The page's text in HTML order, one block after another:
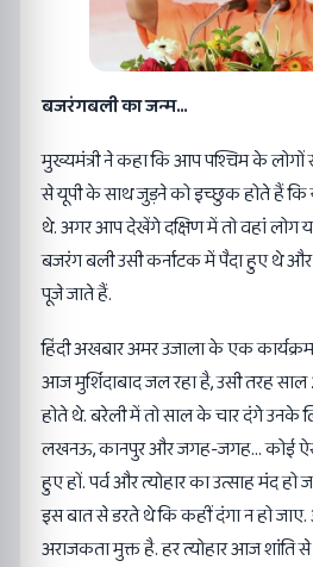
बजरंगबली का जन्म…
मुख्यमंत्री ने कहा कि आप पश्चिम के
से यूपी के साथ जुड़ने को इच्छुक होते हैं कि
थे. अगर आप देखेंगे दक्षिण में तो वहां लोग
बजरंग बली उसी कर्नाटक में पैदा हुए थे
पूजे जाते हैं.
हिंदी अखबार अमर उजाला के एक
आज मुर्शिदाबाद जल रहा है, उसी तरह
होते थे. बरेली में तो साल के चार दंगे उनके
लखनऊ, कानपुर और जगह-जगह… कोई
हुए हों. पर्व और त्योहार का उत्साह मंद हो
इस बात से डरते थे कि कहीं दंगा न हो
अराजकता मुक्त है. हर त्योहार आज शांति से